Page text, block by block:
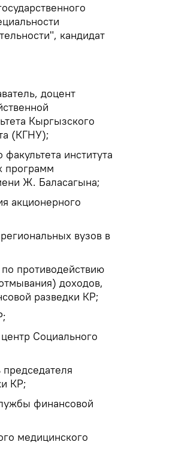
кандидат
доцент
Кыргызского
(КГНУ);
института
программ
Ж. Баласагына;
акционерного
вузов в
противодействию
доходов,
разведки КР;
Социального
председателя
КР;
финансовой
медицинского